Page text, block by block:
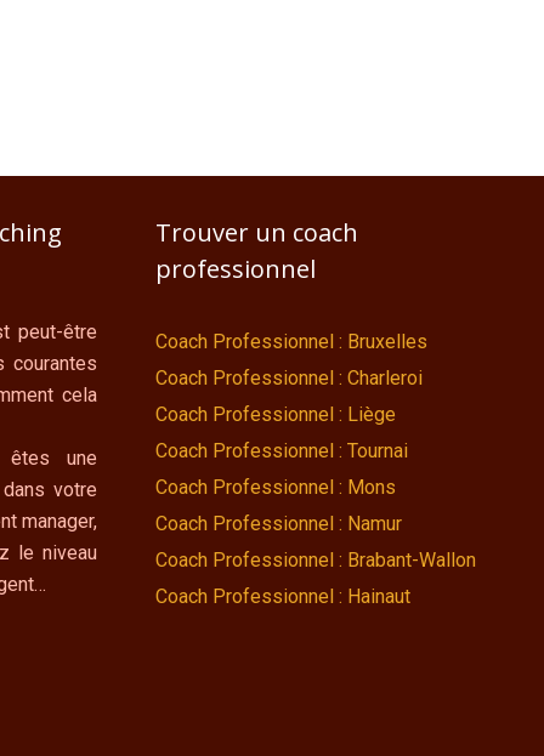
peut-être
courantes
cela
une
votre
manager,
le niveau
Trouver un coach
professionnel
Coach Professionnel : Bruxelles
Coach Professionnel : Charleroi
Coach Professionnel : Liège
Coach Professionnel : Tournai
Coach Professionnel : Mons
Coach Professionnel : Namur
Coach Professionnel : Brabant-Wallon
Coach Professionnel : Hainaut